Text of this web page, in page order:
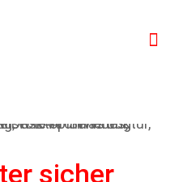
sicher